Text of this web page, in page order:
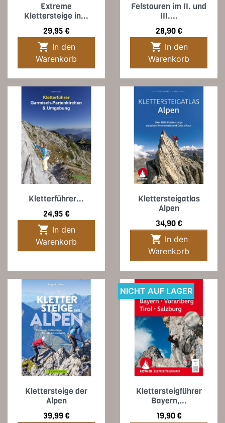
Extreme
Klettersteige in...
Preis
29,95 €

Warenkorb
Felstouren im II. und
III....
Preis
28,90 €

Warenkorb
Kletterführer...
Preis
24,95 €

Warenkorb
Klettersteigatlas
Alpen
Preis
34,90 €

Warenkorb
Klettersteige der
Alpen
Preis
39,99 €
Klettersteigführer
Bayern,...
Preis
19,90 €
NICHT AUF LAGER